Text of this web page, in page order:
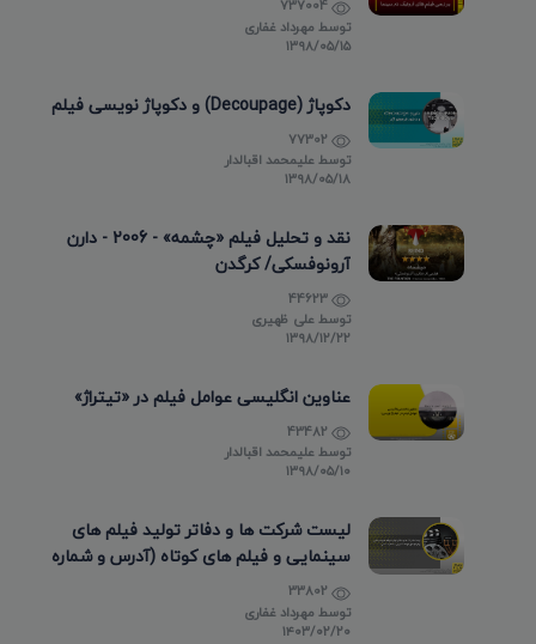
توسط مهرداد غفاری
۱۳۹۸/۰۵/۱۵
دکوپاژ (Decoupage) و دکوپاژ نویسی فیلم
توسطعلیمحمد اقبالدار
۱۳۹۸/۰۵/۱۸
نقد و تحلیل فیلم «چشمه» - 2006 - دارن
آرونوفسکی/ کرگدن
توسطعلی ظهیری
۱۳۹۸/۱۲/۲۲
عناوین انگلیسی عوامل فیلم در «تیتراژ»
توسطعلیمحمد اقبالدار
۱۳۹۸/۰۵/۱۰
لیست شرکت ها و دفاتر تولید فیلم های
سینمایی و فیلم های کوتاه (آدرس و شماره
تماس)
توسط مهرداد غفاری
۱۴۰۳/۰۲/۲۰